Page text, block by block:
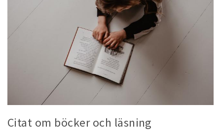
Citat om böcker och läsning